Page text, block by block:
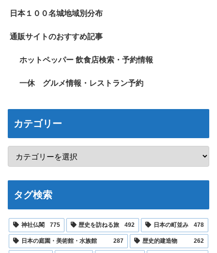
日本１００名城地域別分布
通販サイトのおすすめ記事
ホットペッパー 飲食店検索・予約情報
一休 グルメ情報・レストラン予約
カテゴリー
タグ検索
神社仏閣 775 歴史を訪ねる旅 492 日本の町並み 478
日本の庭園・美術館・水族館 287 歴史的建造物 262